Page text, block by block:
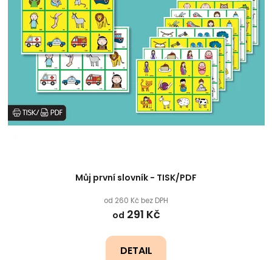
Můj první slovník - TISK/PDF
od 260 Kč bez DPH
od 291 Kč
DETAIL